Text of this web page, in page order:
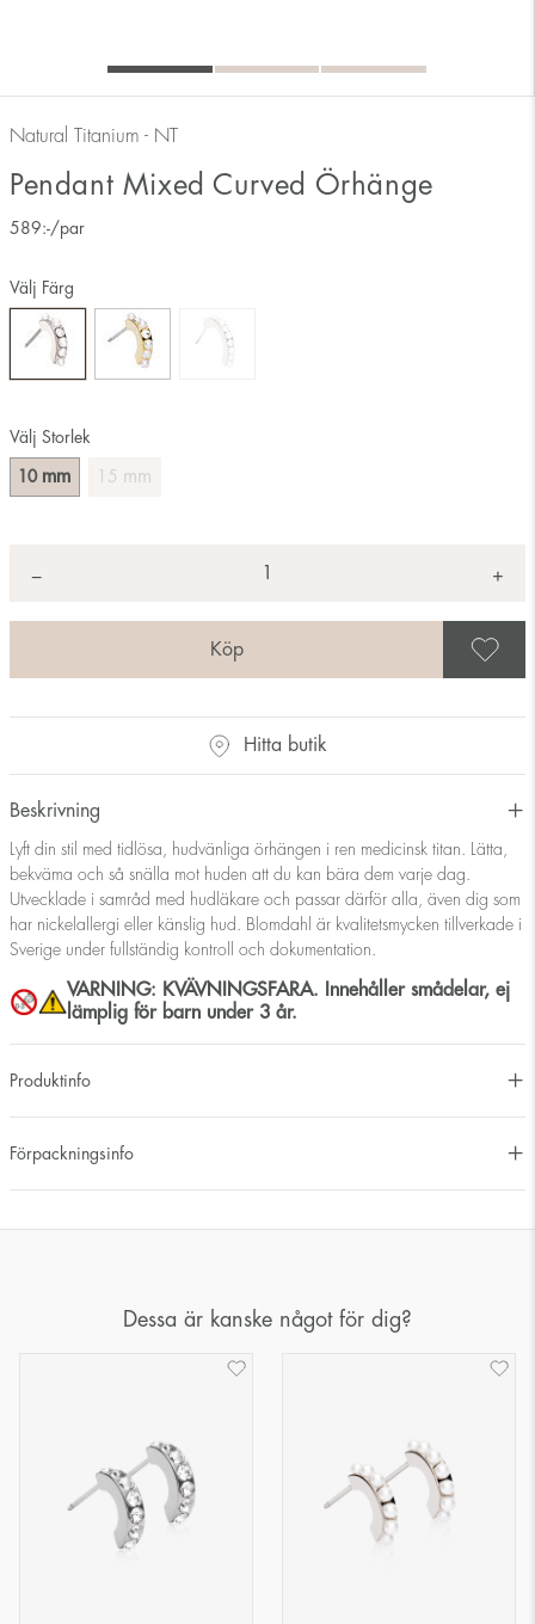
Natural Titanium - NT
Pendant Mixed Curved Örhänge
589:-/par
Välj Storlek
10 mm 15 mm
Välj Färg
− +
Hitta butik
Beskrivning
Lyft din stil med tidlösa, hudvänliga örhängen i ren medicinsk titan. Lätta,
bekväma och så snälla mot huden att du kan bära dem varje dag.
Utvecklade i samråd med hudläkare och passar därför alla, även dig som
har nickelallergi eller känslig hud. Blomdahl är kvalitetsmycken tillverkade i
Sverige under fullständig kontroll och dokumentation.
VARNING: KVÄVNINGSFARA. Innehåller smådelar, ej
lämplig för barn under 3 år.
Produktinfo
Förpackningsinfo
Dessa är kanske något för dig?